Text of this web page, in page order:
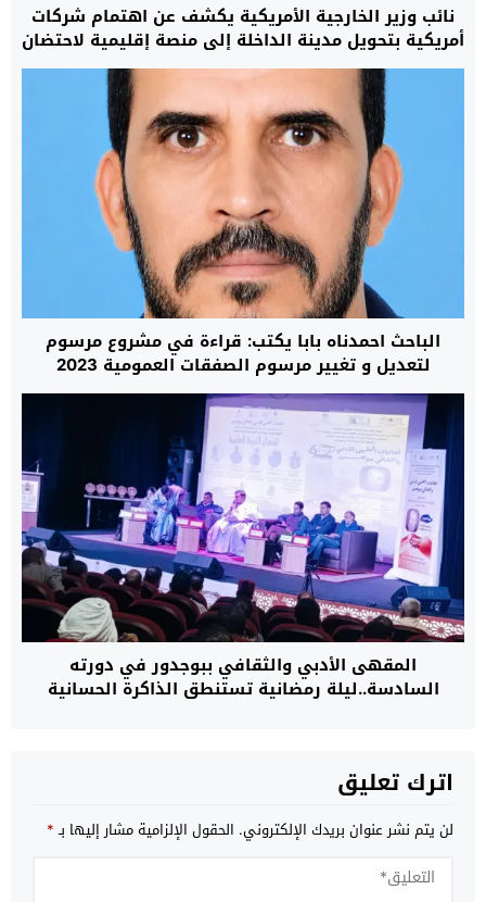
نائب وزير الخارجية الأمريكية يكشف عن اهتمام شركات
أمريكية بتحويل مدينة الداخلة إلى منصة إقليمية لاحتضان
مركز بيانات
الباحث احمدناه بابا يكتب: قراءة في مشروع مرسوم
لتعديل و تغيير مرسوم الصفقات العمومية 2023
المقهى الأدبي والثقافي ببوجدور في دورته
السادسة..ليلة رمضانية تستنطق الذاكرة الحسانية
اترك تعليق
لن يتم نشر عنوان بريدك الإلكتروني. الحقول الإلزامية مشار إليها بـ*